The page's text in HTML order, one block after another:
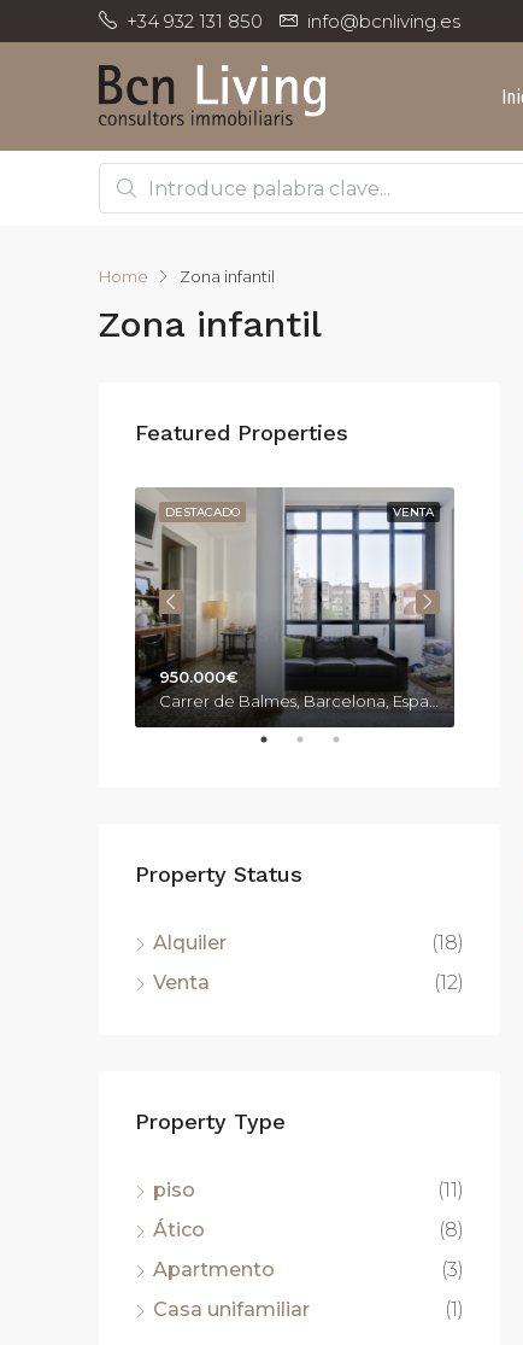
+34 932 131 850 info@bcnliving.es
Home Zona infantil
Zona infantil
Featured Properties
VENTA
DESTACADO
950.000€
Carrer de Balmes, Barcelona, España
Property Status
Alquiler
(18)
Venta
(12)
Property Type
piso
(11)
Ático
(8)
Apartmento
(3)
Casa unifamiliar
(1)